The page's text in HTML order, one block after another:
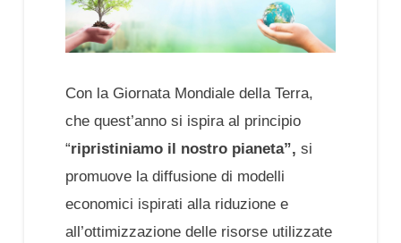
Con la Giornata Mondiale della Terra,
che quest’anno si ispira al principio
“ripristiniamo il nostro pianeta”, si
promuove la diffusione di modelli
economici ispirati alla riduzione e
all’ottimizzazione delle risorse utilizzate